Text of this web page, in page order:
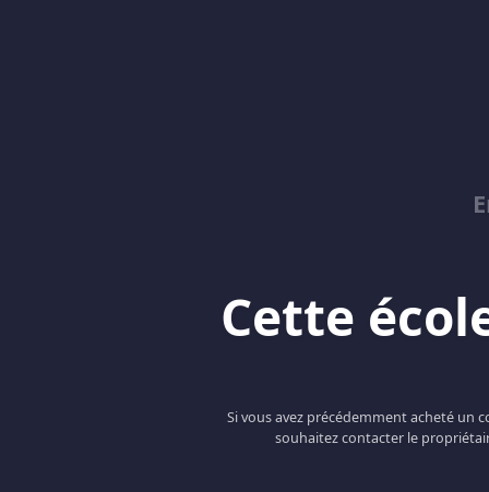
Cette
Si vous avez précédemment acheté un
souhaitez contacter le